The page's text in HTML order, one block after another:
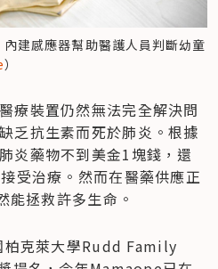
建感應器幫助醫護人員判斷幼童
）
療裝置仍然無法完全解決問
乏抗生素而死於肺炎。根據
炎藥物不到美金1塊錢，還
受治療。然而在醫藥供應正
拯救許多生命。
柏克萊大學Rudd Family